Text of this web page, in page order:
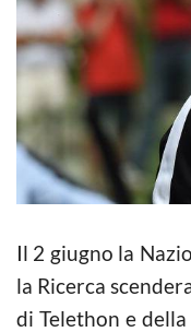
Il 2 giugno la
la Ricerca
di Telethon e